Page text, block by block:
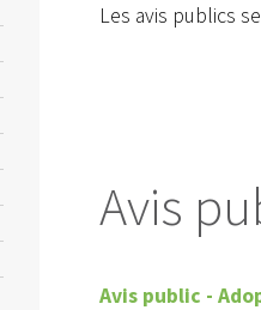
Les avis publics
Avis
Avis public -